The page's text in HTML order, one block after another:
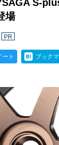
S-
場
PR
ート ブック